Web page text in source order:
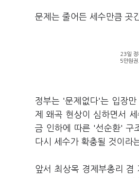
문제는 줄어든 세수만큼 곳
23일 정
5만원
정부는 '문제없다'는 입장
제 왜곡 현상이 심하면서
금 인하에 따른 '선순환' 구
다시 세수가 확충될 것이라
앞서 최상목 경제부총리 겸